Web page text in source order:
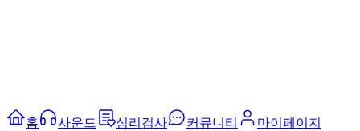
홈 사운드 심리검사 커뮤니티
마이페이지